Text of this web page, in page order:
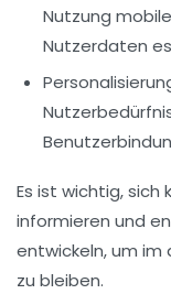
Nutzung
Nutzerdaten
Es ist wichtig, sich
informieren und
entwickeln, um im
zu bleiben.